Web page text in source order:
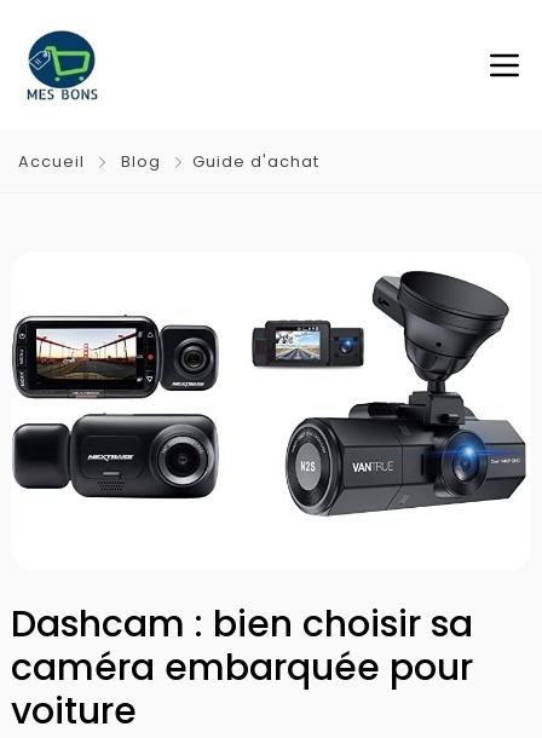
Accueil Blog Guide d'achat
Dashcam : bien choisir sa
caméra embarquée pour
voiture